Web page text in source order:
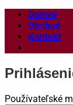
Domov
Obchod
Kontakt
Používateľské